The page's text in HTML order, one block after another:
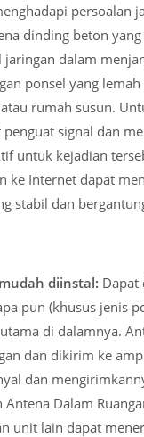
persoalan
dinding beton
jaringan dalam
ponsel yang
rumah susun.
signal dan
untuk kejadian
ke Internet dapat
stabil dan
diinstal: Dapat
pun (khusus jenis
di dalamnya.
dan dikirim ke
dan
Dalam
unit lain dapat